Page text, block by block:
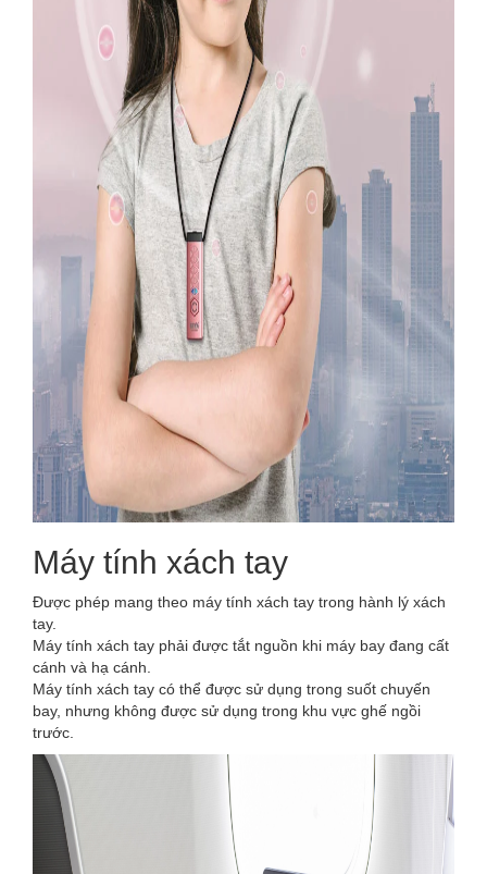
Máy tính xách tay
Được phép mang theo máy tính xách tay trong hành lý xách
tay.
Máy tính xách tay phải được tắt nguồn khi máy bay đang cất
cánh và hạ cánh.
Máy tính xách tay có thể được sử dụng trong suốt chuyến
bay, nhưng không được sử dụng trong khu vực ghế ngồi
trước.